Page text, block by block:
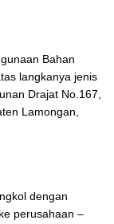
Bahan
langkanya jenis
Drajat No.167,
Lamongan,
dengan
perusahaan –